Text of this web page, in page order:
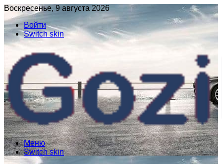
Воскресенье, 9 августа 2026
Войти
Switch skin
Меню
Switch skin